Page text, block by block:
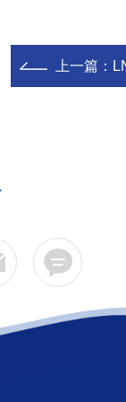
上一篇：